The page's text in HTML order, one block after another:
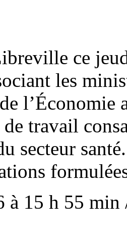
ce
les
l’Économie
travail
secteur
à 15 h 55 min